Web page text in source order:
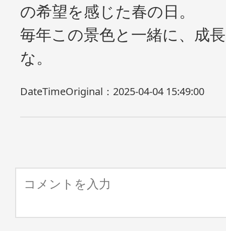
の希望を感じた春の日。
毎年この景色と一緒に、成
な。
DateTimeOriginal： 2025-04-04 15:49:00